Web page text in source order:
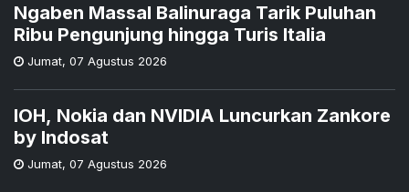
Ngaben Massal Balinuraga Tarik Puluhan
Ribu Pengunjung hingga Turis Italia
Jumat, 07 Agustus 2026
IOH, Nokia dan NVIDIA Luncurkan Zankore
by Indosat
Jumat, 07 Agustus 2026